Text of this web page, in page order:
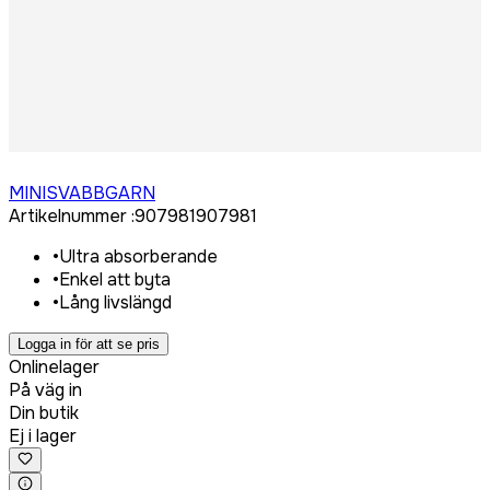
MINISVABBGARN
Artikelnummer:907981907981
•Ultra absorberande
•Enkel att byta
•Lång livslängd
Logga in för att se pris
Onlinelager
På väg in
Din butik
Ej i lager